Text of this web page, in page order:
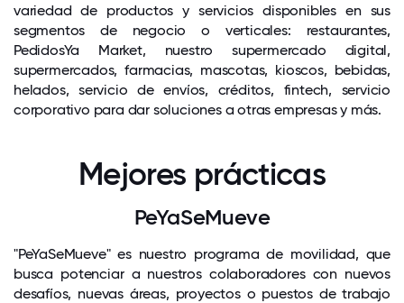
variedad de productos y servicios disponibles en sus
segmentos de negocio o verticales: restaurantes,
PedidosYa Market, nuestro supermercado digital,
supermercados, farmacias, mascotas, kioscos, bebidas,
helados, servicio de envíos, créditos, fintech, servicio
corporativo para dar soluciones a otras empresas y más.
Mejores prácticas
PeYaSeMueve
"PeYaSeMueve" es nuestro programa de movilidad, que
busca potenciar a nuestros colaboradores con nuevos
desafíos, nuevas áreas, proyectos o puestos de trabajo